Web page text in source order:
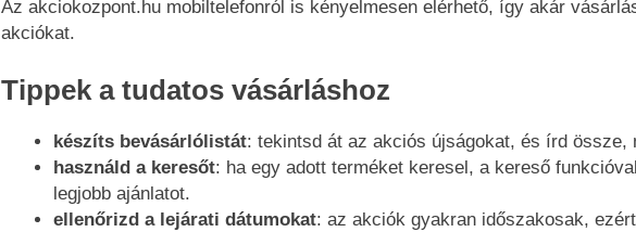
Az akciokozpont.hu mobiltelefonról is kényelmesen elérhető, így akár
akciókat.
Tippek a tudatos vásárláshoz
készíts bevásárlólistát: tekintsd át az akciós újságokat, és írd össze,
használd a keresőt: ha egy adott terméket keresel, a kereső
legjobb ajánlatot.
ellenőrizd a lejárati dátumokat: az akciók gyakran időszakosak,